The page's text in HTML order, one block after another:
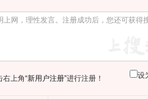
右上角“新用户注册”进行注册！ 设